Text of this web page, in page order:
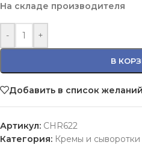
На складе производителя
- +
В
Добавить в список желаний
Артикул: CHR622
Категория: Кремы и сыворотки